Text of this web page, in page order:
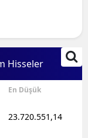
Hisseler
En Düşük
23.720.551,14